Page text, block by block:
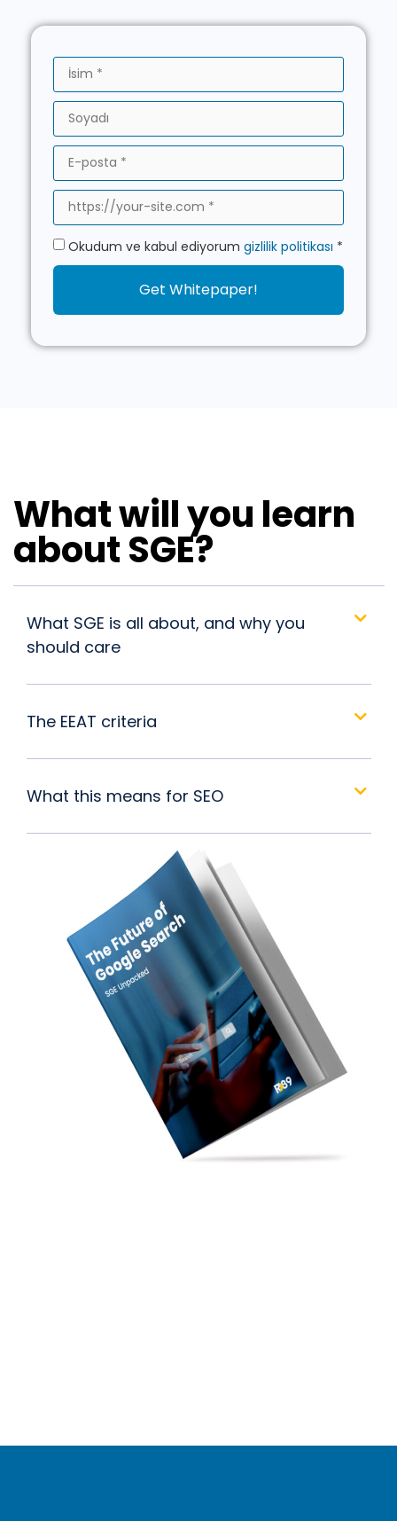
Okudum ve kabul ediyorum gizlilik politikası *
Get Whitepaper!
What will you learn
about SGE?
What SGE is all about, and why you
should care
The EEAT criteria
What this means for SEO